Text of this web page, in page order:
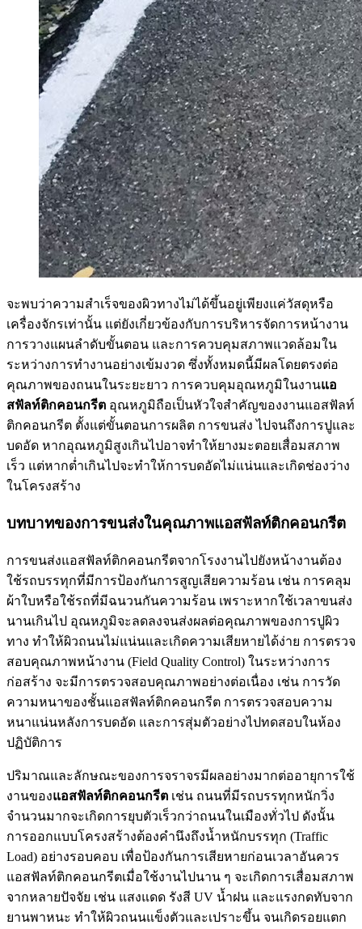
จะพบว่าความสำเร็จของผิวทางไม่ได้ขึ้นอยู่เพียงแค่วัสดุหรือ
เครื่องจักรเท่านั้น แต่ยังเกี่ยวข้องกับการบริหารจัดการหน้างาน
การวางแผนลำดับขั้นตอน และการควบคุมสภาพแวดล้อมใน
ระหว่างการทำงานอย่างเข้มงวด ซึ่งทั้งหมดนี้มีผลโดยตรงต่อ
คุณภาพของถนนในระยะยาว การควบคุมอุณหภูมิในงานแอ
สฟัลท์ติกคอนกรีต อุณหภูมิถือเป็นหัวใจสำคัญของงานแอสฟัลท์
ติกคอนกรีต ตั้งแต่ขั้นตอนการผลิต การขนส่ง ไปจนถึงการปูและ
บดอัด หากอุณหภูมิสูงเกินไปอาจทำให้ยางมะตอยเสื่อมสภาพ
เร็ว แต่หากต่ำเกินไปจะทำให้การบดอัดไม่แน่นและเกิดช่องว่าง
ในโครงสร้าง
บทบาทของการขนส่งในคุณภาพแอสฟัลท์ติกคอนกรีต
การขนส่งแอสฟัลท์ติกคอนกรีตจากโรงงานไปยังหน้างานต้อง
ใช้รถบรรทุกที่มีการป้องกันการสูญเสียความร้อน เช่น การคลุม
ผ้าใบหรือใช้รถที่มีฉนวนกันความร้อน เพราะหากใช้เวลาขนส่ง
นานเกินไป อุณหภูมิจะลดลงจนส่งผลต่อคุณภาพของการปูผิว
ทาง ทำให้ผิวถนนไม่แน่นและเกิดความเสียหายได้ง่าย การตรวจ
สอบคุณภาพหน้างาน (Field Quality Control) ในระหว่างการ
ก่อสร้าง จะมีการตรวจสอบคุณภาพอย่างต่อเนื่อง เช่น การวัด
ความหนาของชั้นแอสฟัลท์ติกคอนกรีต การตรวจสอบความ
หนาแน่นหลังการบดอัด และการสุ่มตัวอย่างไปทดสอบในห้อง
ปฏิบัติการ
ปริมาณและลักษณะของการจราจรมีผลอย่างมากต่ออายุการใช้
งานของแอสฟัลท์ติกคอนกรีต เช่น ถนนที่มีรถบรรทุกหนักวิ่ง
จำนวนมากจะเกิดการยุบตัวเร็วกว่าถนนในเมืองทั่วไป ดังนั้น
การออกแบบโครงสร้างต้องคำนึงถึงน้ำหนักบรรทุก (Traffic
Load) อย่างรอบคอบ เพื่อป้องกันการเสียหายก่อนเวลาอันควร
แอสฟัลท์ติกคอนกรีตเมื่อใช้งานไปนาน ๆ จะเกิดการเสื่อมสภาพ
จากหลายปัจจัย เช่น แสงแดด รังสี UV น้ำฝน และแรงกดทับจาก
ยานพาหนะ ทำให้ผิวถนนแข็งตัวและเปราะขึ้น จนเกิดรอยแตก